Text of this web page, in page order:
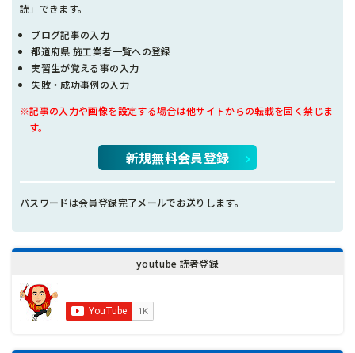
読」できます。
ブログ記事の入力
都道府県 施工業者一覧への登録
実習生が覚える事の入力
失敗・成功事例の入力
※記事の入力や画像を設定する場合は他サイトからの転載を固く禁じま
す。
新規無料会員登録
パスワードは会員登録完了メールでお送りします。
youtube 読者登録